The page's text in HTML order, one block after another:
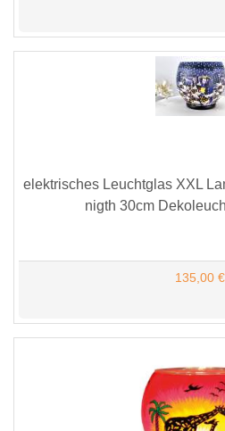
elektrisches Leuchtglas XXL
nigth 30cm
135,00 €